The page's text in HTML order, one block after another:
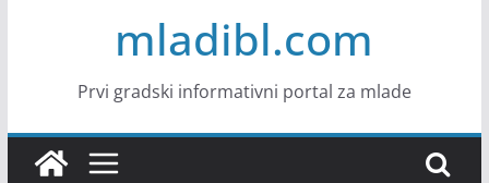
mladibl.com
Prvi gradski informativni portal za mlade